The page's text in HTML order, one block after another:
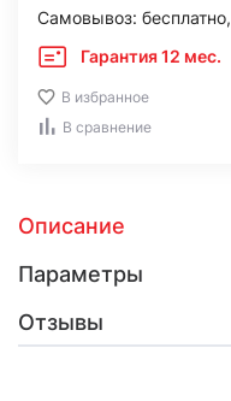
Самовывоз: бесплатно,
Гарантия 12 мес.
В избранное
В сравнение
Описание
Параметры
Отзывы